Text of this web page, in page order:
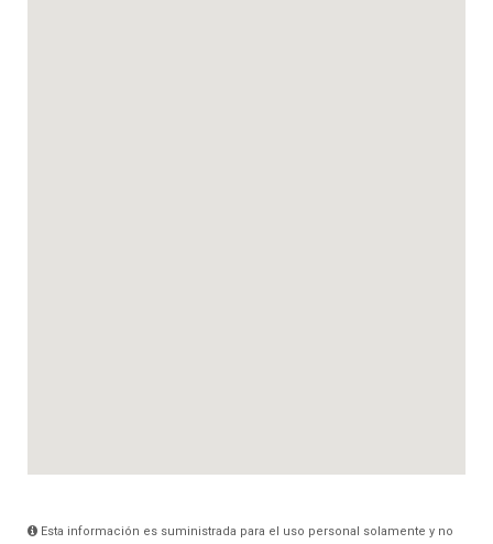
Esta información es suministrada para el uso personal solamente y no